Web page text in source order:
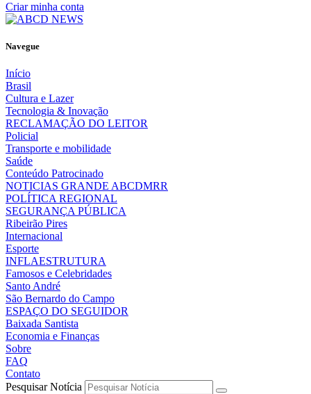
Criar minha conta
Navegue
Início
Brasil
Cultura e Lazer
Tecnologia & Inovação
RECLAMAÇÃO DO LEITOR
Policial
Transporte e mobilidade
Saúde
Conteúdo Patrocinado
NOTICIAS GRANDE ABCDMRR
POLÍTICA REGIONAL
SEGURANÇA PÚBLICA
Ribeirão Pires
Internacional
Esporte
INFLAESTRUTURA
Famosos e Celebridades
Santo André
São Bernardo do Campo
ESPAÇO DO SEGUIDOR
Baixada Santista
Economia e Finanças
Sobre
FAQ
Contato
Pesquisar Notícia